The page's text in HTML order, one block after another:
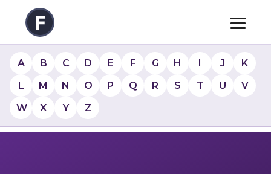
A B C D E F G H I J
K
L
M N O P Q R S T U
V
W
X Y Z